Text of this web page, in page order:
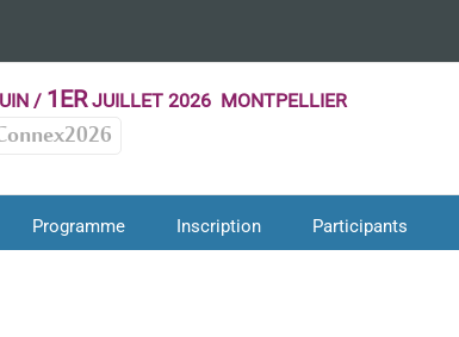
/ 1ERJUILLET 2026 MONTPELLIER
Programme Inscription Participants